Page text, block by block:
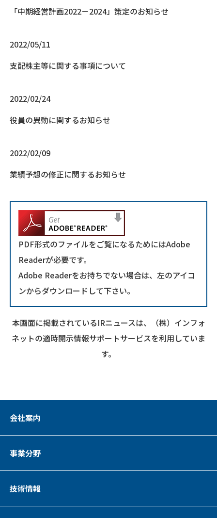
「中期経営計画2022－2024」策定のお知らせ
2022/05/11
支配株主等に関する事項について
2022/02/24
役員の異動に関するお知らせ
2022/02/09
業績予想の修正に関するお知らせ
PDF形式のファイルをご覧になるためにはAdobe
Readerが必要です。
Adobe Readerをお持ちでない場合は、左のアイコ
ンからダウンロードして下さい。
本画面に掲載されているIRニュースは、（株）インフォ
ネットの適時開示情報サポートサービスを利用していま
す。
会社案内
事業分野
技術情報